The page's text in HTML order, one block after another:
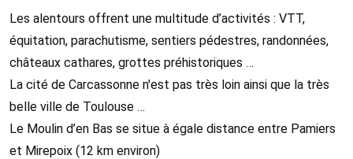
Les alentours offrent une multitude d’activités : VTT,
équitation, parachutisme, sentiers pédestres, randonnées,
châteaux cathares, grottes préhistoriques …
La cité de Carcassonne n'est pas très loin ainsi que la très
belle ville de Toulouse …
Le Moulin d’en Bas se situe à égale distance entre Pamiers
et Mirepoix (12 km environ)